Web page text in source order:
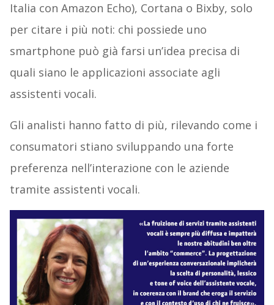
Italia con Amazon Echo), Cortana o Bixby, solo
per citare i più noti: chi possiede uno
smartphone può già farsi un’idea precisa di
quali siano le applicazioni associate agli
assistenti vocali.
Gli analisti hanno fatto di più, rilevando come i
consumatori stiano sviluppando una forte
preferenza nell’interazione con le aziende
tramite assistenti vocali.